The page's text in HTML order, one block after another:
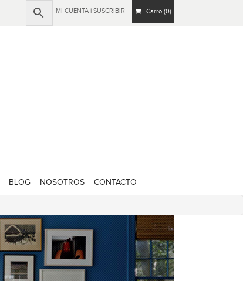
MI CUENTA | SUSCRIBIR Carro (0)
BLOG NOSOTROS CONTACTO